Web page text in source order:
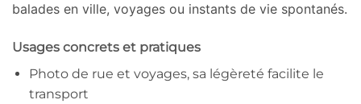
balades en ville, voyages ou instants de vie spontanés.
Usages concrets et pratiques
Photo de rue et voyages, sa légèreté facilite le
transport